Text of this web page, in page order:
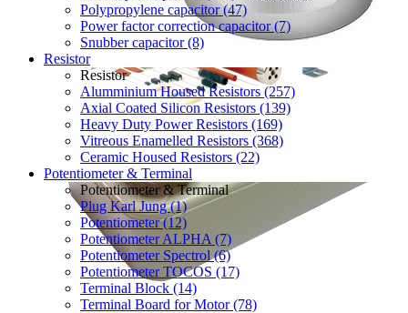
Polypropylene capacitor (47)
Power factor correction capacitor (7)
Snubber capacitor (8)
Resistor
Resistor
Alumminium Housed Resistors (257)
Axial Coated Silicon Resistors (139)
Heavy Duty Power Resistors (169)
Vitreous Enamelled Resistors (368)
Ceramic Housed Resistors (22)
Potentiometer & Terminal
Potentiometer & Terminal
Plug Karl Jung (1)
Potentiometer (12)
Potentiometer ALPHA (7)
Potentiometer Spectrol (6)
Potentiometer TOCOS (17)
Terminal Block (14)
Terminal Board for Motor (78)